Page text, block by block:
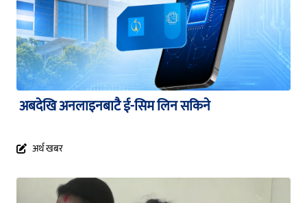
अबदेखि अनलाइनबाटै ई-सिम लिन सकिने
अर्थ खबर